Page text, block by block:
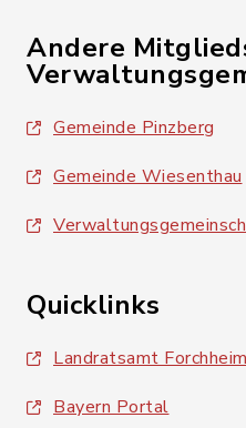
Andere
Gemeinde Pinzberg
Gemeinde Wiesenthau
Quicklinks
Landratsamt Forchheim
Bayern Portal